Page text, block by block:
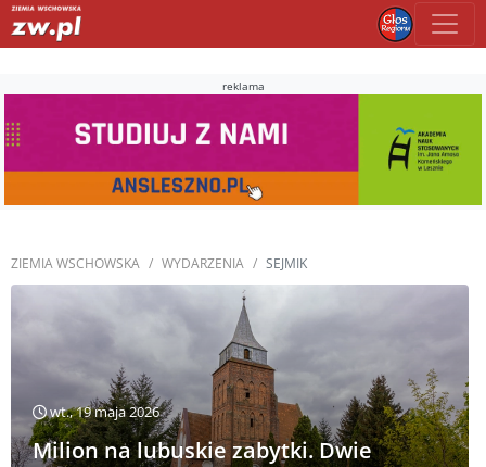
reklama
ZIEMIA WSCHOWSKA WYDARZENIA SEJMIK
wt., 19 maja 2026
Milion na lubuskie zabytki. Dwie